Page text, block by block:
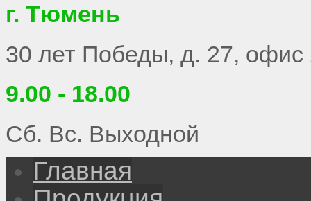
г. Тюмень
30 лет Победы, д. 27, офис
9.00 - 18.00
Сб. Вс. Выходной
Главная